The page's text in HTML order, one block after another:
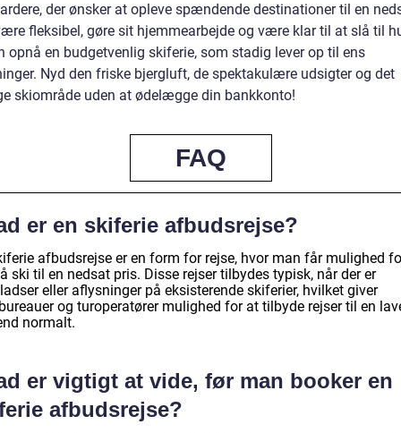
der ønsker at opleve spændende destinationer til en
fleksibel, gøre sit hjemmearbejde og være klar til at slå til
opnå en budgetvenlig skiferie, som stadig lever op til ens
Nyd den friske bjergluft, de spektakulære udsigter og det
skiområde uden at ødelægge din bankkonto!
FAQ
er en skiferie afbudsrejse?
afbudsrejse er en form for rejse, hvor man får mulighed
ski til en nedsat pris. Disse rejser tilbydes typisk, når der er
eller aflysninger på eksisterende skiferier, hvilket giver
og turoperatører mulighed for at tilbyde rejser til en
normalt.
er vigtigt at vide, før man booker en
afbudsrejse?